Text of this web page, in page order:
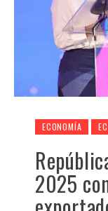
ECONOMÍA
2025